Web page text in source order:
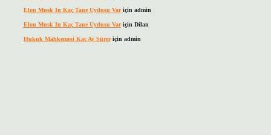
Elon Musk In Kaç Tane Uydusu Variçin admin
Elon Musk In Kaç Tane Uydusu Variçin Dilan
Hukuk Mahkemesi Kaç Ay Süreriçin admin